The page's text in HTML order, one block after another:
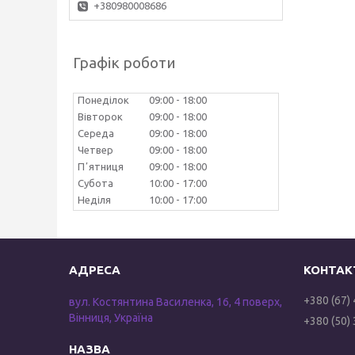
+380980008686
Графік роботи
Понеділок 09:00
18:00
Вівторок
09:00
18:00
Середа
09:00
18:00
Четвер
09:00
18:00
Пʼятниця
09:00
18:00
Субота
10:00
17:00
Неділя
10:00 17:00
вул. Костянтина Василенка, 16, 4 поверх,
Вінниця, Україна
+380 (67)
+380 (50)